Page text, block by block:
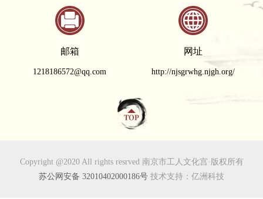
邮箱
1218186572@qq.com
网址
http://njsgrwhg.njgh.org/
Copyright @2020 All rights resrved 南京市工人文化宫·版权所有
苏公网安备 32010402000186号 技术支持：亿洲科技